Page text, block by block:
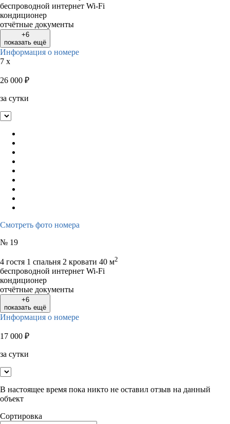
беспроводной интернет Wi-Fi
кондиционер
отчётные документы
+6
показать ещё
Информация о номере
7 x
26 000 ₽
за сутки
Смотреть фото номера
№ 19
4 гостя 1 спальня 2 кровати 40 м2
беспроводной интернет Wi-Fi
кондиционер
отчётные документы
+6
показать ещё
Информация о номере
17 000 ₽
за сутки
В настоящее время пока никто не оставил отзыв на данный
объект
Сортировка